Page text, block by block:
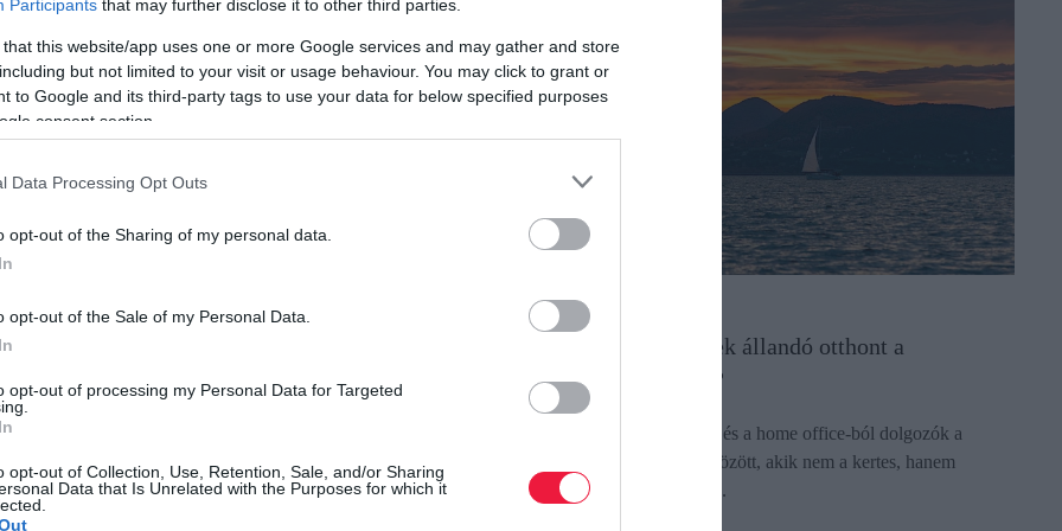
Participants that may further disclose it to other third parties.
that this website/app uses one or more Google services and may gather and store
but not limited to your visit or usage behaviour. You may click to grant or
to Google and its third-party tags to use your data for below specified purposes
consent section.
Data Processing Opt Outs
opt-out of the Sharing of my personal data.
opt-out of the Sale of my Personal Data.
opt-out of processing my Personal Data for Targeted
opt-out of Collection, Use, Retention, Sale, and/or Sharing
Data that Is Unrelated with the Purposes for which it
forrásként a Google Keresőben!
áll, mint a 2008 utáni években. Az olcsó pénz, az
számára ma nem csupán az a kérdés, hogyan
a globális vagyonteremtés központja. A frissen létrejött
az amerikai gazdaság mérete és tőkeképző ereje miatt.
és 2026 között 33-ról 35 százalékra nőtt, 2031-re pedig
relatív súlyából
nők a világon
BALATON
Egyre többen keresnek állandó otthont a
Balatonnál, de miért?
Megjelentek a nyugdíjasok és a home office-ból dolgozók a
balatoni ingatlanok vevői között, akik nem a kertes, hanem
társasházi lakásokat keresik.